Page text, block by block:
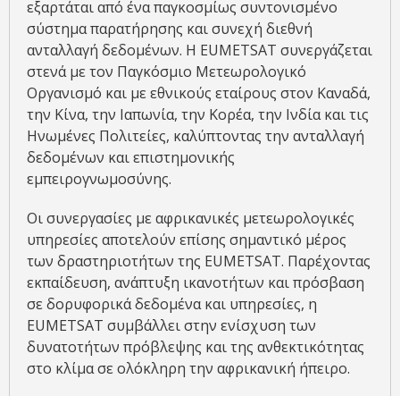
εξαρτάται από ένα παγκοσμίως συντονισμένο
σύστημα παρατήρησης και συνεχή διεθνή
ανταλλαγή δεδομένων. Η EUMETSAT συνεργάζεται
στενά με τον Παγκόσμιο Μετεωρολογικό
Οργανισμό και με εθνικούς εταίρους στον Καναδά,
την Κίνα, την Ιαπωνία, την Κορέα, την Ινδία και τις
Ηνωμένες Πολιτείες, καλύπτοντας την ανταλλαγή
δεδομένων και επιστημονικής
εμπειρογνωμοσύνης.
Οι συνεργασίες με αφρικανικές μετεωρολογικές
υπηρεσίες αποτελούν επίσης σημαντικό μέρος
των δραστηριοτήτων της EUMETSAT. Παρέχοντας
εκπαίδευση, ανάπτυξη ικανοτήτων και πρόσβαση
σε δορυφορικά δεδομένα και υπηρεσίες, η
EUMETSAT συμβάλλει στην ενίσχυση των
δυνατοτήτων πρόβλεψης και της ανθεκτικότητας
στο κλίμα σε ολόκληρη την αφρικανική ήπειρο.